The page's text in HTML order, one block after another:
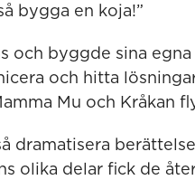
bygga en koja!”
och byggde sina
och hitta
Mu och Kråkan
dramatisera
olika delar fick de